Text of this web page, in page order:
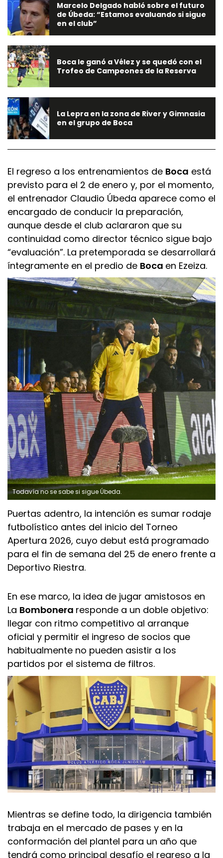
Marcelo Delgado habló sobre el futuro
de Úbeda: “Estamos evaluando si sigue
en el club”
Boca le ganó a Vélez y se quedó con el
Trofeo de Campeones de la Reserva
La Lepra en la zona de River y Gimnasia
en el grupo de Boca
El regreso a los entrenamientos de Boca está
previsto para el 2 de enero y, por el momento,
el entrenador Claudio Úbeda aparece como el
encargado de conducir la preparación,
aunque desde el club aclararon que su
continuidad como director técnico sigue bajo
“evaluación”. La pretemporada se desarrollará
íntegramente en el predio de Boca en Ezeiza.
Todavía no se sabe si sigue Úbeda.
Puertas adentro, la intención es sumar rodaje
futbolístico antes del inicio del Torneo
Apertura 2026, cuyo debut está programado
para el fin de semana del 25 de enero frente a
Deportivo Riestra.
En ese marco, la idea de jugar amistosos en
La Bombonera responde a un doble objetivo:
llegar con ritmo competitivo al arranque
oficial y permitir el ingreso de socios que
habitualmente no pueden asistir a los
partidos por el sistema de filtros.
Mientras se define todo, la dirigencia también
trabaja en el mercado de pases y en la
conformación del plantel para un año que
tendrá como principal desafío el regreso a la